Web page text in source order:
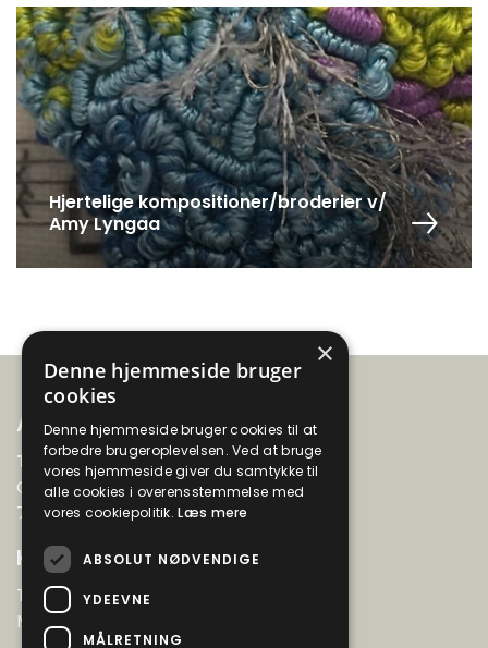
Hjertelige kompositioner/broderier v/
Amy Lyngaa
Adresse
Thyboernes Aftenskole
Gyvelvænget 99
7730 Hanstholm
Kontakt
Tlf. 22 66 45 88
Mail: info@thy-aftenskole.dk
×
Denne hjemmeside bruger
cookies
Denne hjemmeside bruger cookies til at
forbedre brugeroplevelsen. Ved at bruge
vores hjemmeside giver du samtykke til
alle cookies i overensstemmelse med
vores cookiepolitik.Læs mere
ABSOLUT NØDVENDIGE
YDEEVNE
MÅLRETNING